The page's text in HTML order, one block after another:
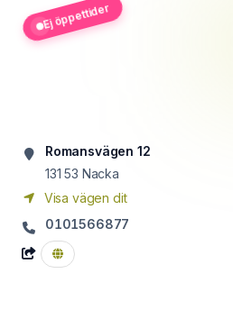
Ej öppettider
Romansvägen 12
131 53 Nacka
Visa vägen dit
0101566877